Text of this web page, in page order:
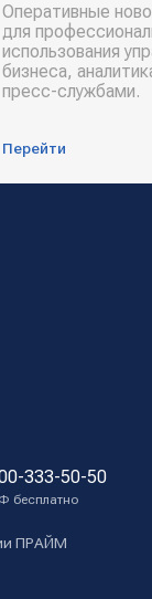
Оперативные
для
использования
бизнеса,
пресс-службами.
Перейти
333-50-50
бесплатно
ПРАЙМ